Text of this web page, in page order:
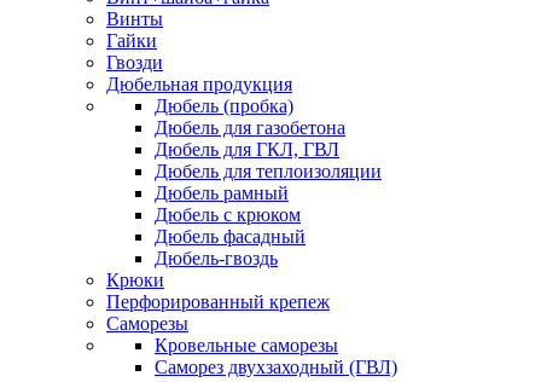
Винты
Гайки
Гвозди
Дюбельная продукция
Дюбель (пробка)
Дюбель для газобетона
Дюбель для ГКЛ, ГВЛ
Дюбель для теплоизоляции
Дюбель рамный
Дюбель с крюком
Дюбель фасадный
Дюбель-гвоздь
Крюки
Перфорированный крепеж
Саморезы
Кровельные саморезы
Саморез двухзаходный (ГВЛ)